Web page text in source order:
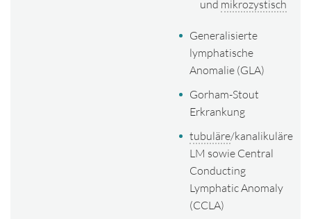
und mikrozystisch
Generalisierte
lymphatische
Anomalie (GLA)
Gorham-Stout
Erkrankung
tubuläre/kanalikuläre
LM sowie Central
Conducting
Lymphatic Anomaly
(CCLA)